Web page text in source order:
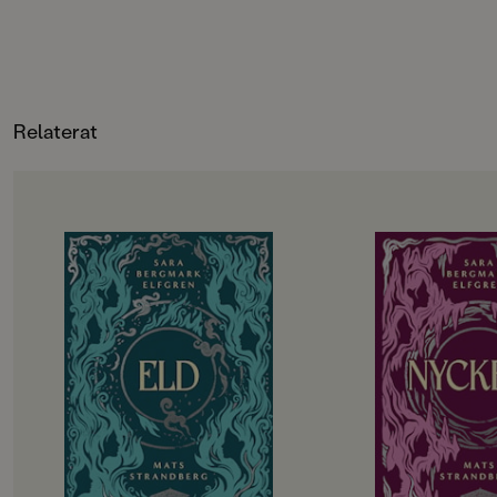
Relaterat
OM BOKEN
De utvalda ska börja andra året på
gymnasiet. Hela sommarlovet har
de hållit andan i väntan på
demonernas nästa drag. Men hotet
kommer från ett håll de aldrig
kunnat förutse. Det blir alltmer
uppenbart att något är väldigt,
väldigt fel i Engelsfors. Det
förflutna vävs ihop med nuet. De
levande möter de döda. De utvalda
knyts allt tätare till varandra och
OM BOKEN
Det har gått drygt
tragedin i
gympasal. De
att återhämta sig
vänds upp och ner
besvaras.
Lojaliteter prövas.
att rinna ut och till
utvalda bara vara
Allt kommer att